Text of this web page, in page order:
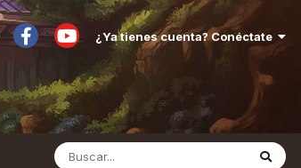
¿Ya tienes cuenta? Conéctate